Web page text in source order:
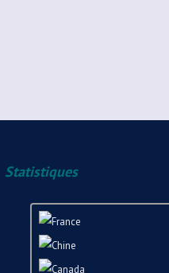
Statistiques